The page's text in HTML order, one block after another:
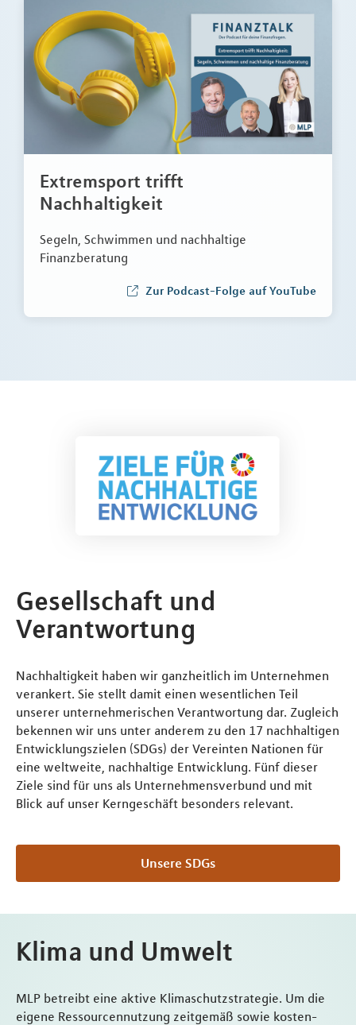
Extremsport trifft
Nachhaltigkeit
Segeln, Schwimmen und nachhaltige
Finanzberatung
Zur Podcast-Folge auf YouTube
Gesellschaft und
Verantwortung
Nachhaltigkeit haben wir ganzheitlich im Unternehmen
verankert. Sie stellt damit einen wesentlichen Teil
unserer unternehmerischen Verantwortung dar. Zugleich
bekennen wir uns unter anderem zu den 17 nachhaltigen
Entwicklungszielen (SDGs) der Vereinten Nationen für
eine weltweite, nachhaltige Entwicklung. Fünf dieser
Ziele sind für uns als Unternehmensverbund und mit
Blick auf unser Kerngeschäft besonders relevant.
Unsere SDGs
Klima und Umwelt
MLP betreibt eine aktive Klimaschutzstrategie. Um die
eigene Ressourcennutzung zeitgemäß sowie kosten-